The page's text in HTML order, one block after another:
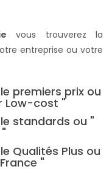
vous trouverez la
entreprise ou votre
premiers prix ou
Low-cost "
standards ou "
Qualités Plus ou
"